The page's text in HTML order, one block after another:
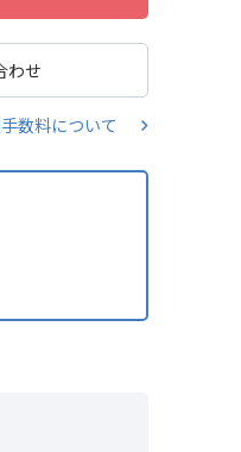
わせ
数料について